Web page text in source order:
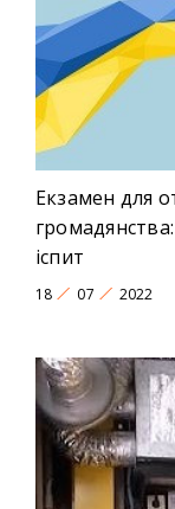
Екзамен для
іспит
18 07 2022